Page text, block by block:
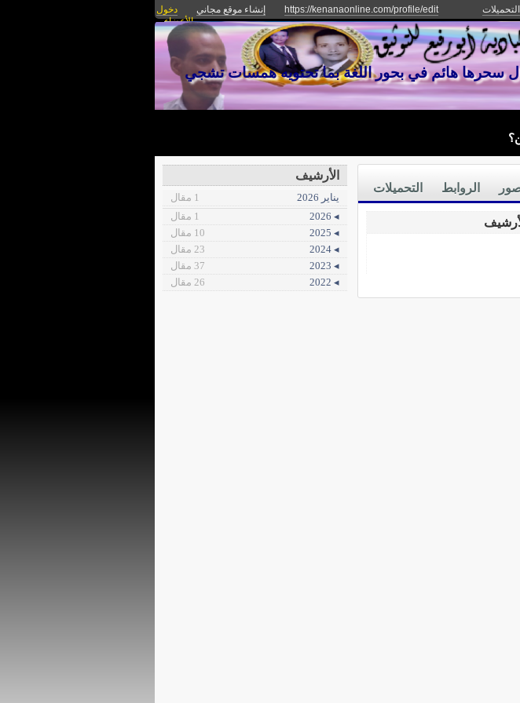
التحميلات https://kenanaonline.com/profile/edit إنشاء موقع مجاني
دخول
الأعضاء
سحرها هائم في بحور اللغة بما تحتويه همسات تشجي
التحميلات الروابط
الأرشيف
يناير 2026
1 مقال
◂ 2026
1 مقال
◂ 2025
10 مقال
◂ 2024
23 مقال
◂ 2023
37 مقال
◂ 2022
26 مقال